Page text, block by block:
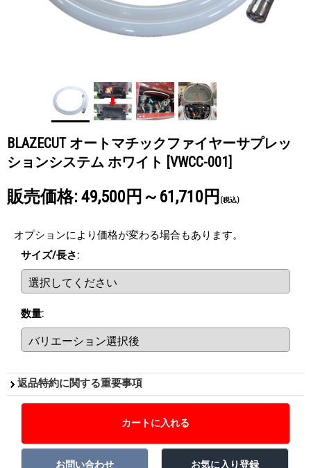
BLAZECUT オートマチックファイヤーサプレッ
ションシステム ホワイト [VWCC-001]
販売価格: 49,500円～61,710円 (税込)
オプションにより価格が変わる場合もあります。
サイズ/長さ:
数量:
返品特約に関する重要事項